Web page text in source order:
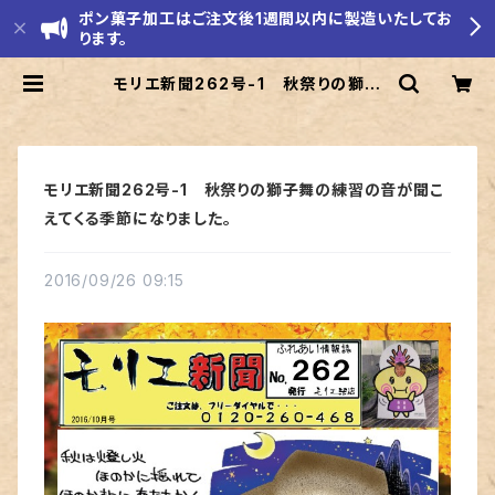
ポン菓子加工はご注文後1週間以内に製造いたしてお
ります。
モリエ新聞262号-1 秋祭りの獅子
モリエ新聞262号-1 秋祭りの獅子舞の練習の音が聞こ
えてくる季節になりました。
2016/09/26 09:15